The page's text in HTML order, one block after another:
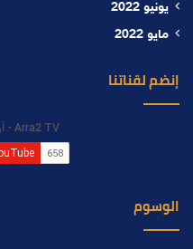
يونيو 2022
مايو 2022
إنضم لقناتنا
الوسوم